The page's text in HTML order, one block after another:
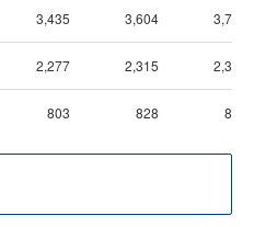
3,435 3,604 3,731
2,277 2,315 2,313
803 828 858